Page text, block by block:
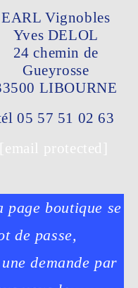
EARL Vignobles
Yves DELOL
24 chemin de
Gueyrosse
LIBOURNE
05 57 51 02 63
[email protected]
boutique se
de passe,
demande par